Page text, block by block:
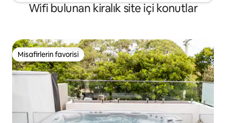
Wifi bulunan kiralık site içi konutlar
Misafirlerin favorisi
Misafirlerin favorisi